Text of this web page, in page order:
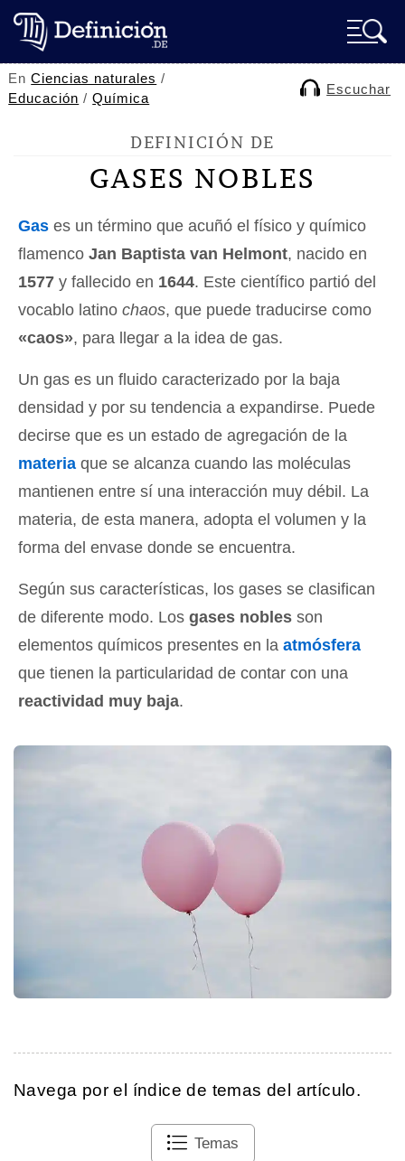
EnCiencias naturales /
Educación /Química
Escuchar
DEFINICIÓN DE
GASES NOBLES
Gas es un término que acuñó el físico y químico
flamenco Jan Baptista van Helmont, nacido en
1577 y fallecido en 1644. Este científico partió del
vocablo latino chaos, que puede traducirse como
«caos», para llegar a la idea de gas.
Un gas es un fluido caracterizado por la baja
densidad y por su tendencia a expandirse. Puede
decirse que es un estado de agregación de la
materia que se alcanza cuando las moléculas
mantienen entre sí una interacción muy débil. La
materia, de esta manera, adopta el volumen y la
forma del envase donde se encuentra.
Según sus características, los gases se clasifican
de diferente modo. Los gases nobles son
elementos químicos presentes en la atmósfera
que tienen la particularidad de contar con una
reactividad muy baja.
Navega por el índice de temas del artículo.
Temas